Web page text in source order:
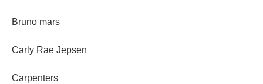
Bruno mars
Carly Rae Jepsen
Carpenters